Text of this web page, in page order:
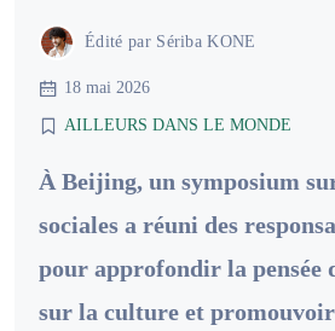
Édité par Sériba KONE
18 mai 2026
AILLEURS DANS LE MONDE
À Beijing, un symposium
sociales a réuni des
pour approfondir la pensée
sur la culture et